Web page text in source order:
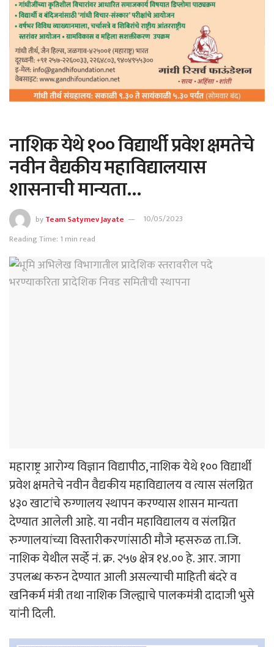
नाशिक येथे १०० विद्यार्थी प्रवेश क्षमतेचे
नवीन वैद्यकीय महाविद्यालयास
शासनाची मान्यता…
byTeam Satymev Jayate
10/05/2023
Reading Time: 1 min read
महाराष्ट्र आरोग्य विज्ञान विद्यापीठ, नाशिक येथे १०० विद्यार्थी
प्रवेश क्षमतेचे नवीन वैद्यकीय महाविद्यालय व त्यास संलग्नित
४३० खाटांचे रुग्णालय स्थापन करण्यास शासन मान्यता
देण्यात आलेली आहे. या नवीन महाविद्यालय व संलग्नित
रुग्णालयांच्या विस्तारीकरणांसाठी मौजे म्हसरुळ ता.जि.
नाशिक येथील सर्व्हे नं. क्र. २५७ क्षेत्र १४.०० हे. आर. जागा
उपलब्ध करुन देण्यात आली असल्याची माहिती बंदरे व
खनिकर्म मंत्री तथा नाशिक जिल्ह्याचे पालकमंत्री दादाजी भुसे
यांनी दिली.